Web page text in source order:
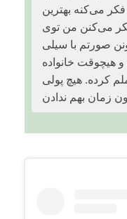
فکر می‌کنه بهترین
فکر می‌کنن من توی
صورتم با سیلی
هیچوقت خانواده
کرده. هیچ پولی